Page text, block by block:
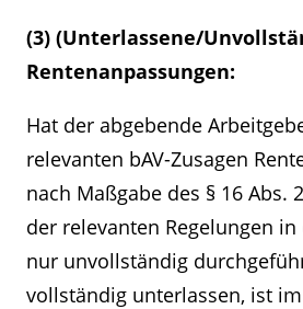
(3) (Unterlassene/
Rentenanpassungen:
Hat der abgebende
relevanten bAV-Zusagen
nach Maßgabe des § 16 Abs.
der relevanten Regelungen in
nur unvollständig
vollständig unterlassen, ist